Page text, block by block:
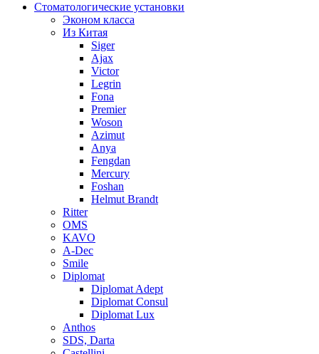
Стоматологические установки
Эконом класса
Из Китая
Siger
Ajax
Victor
Legrin
Fona
Premier
Woson
Azimut
Anya
Fengdan
Mercury
Foshan
Helmut Brandt
Ritter
OMS
KAVO
A-Dec
Smile
Diplomat
Diplomat Adept
Diplomat Consul
Diplomat Lux
Anthos
SDS, Darta